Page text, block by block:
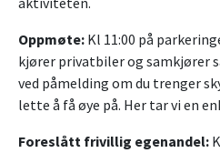
Oppmøte: Kl 11:00 på
kjører privatbiler og samkjører
ved påmelding om du trenger
lette å få øye på. Her tar vi en
Foreslått frivillig egenandel: